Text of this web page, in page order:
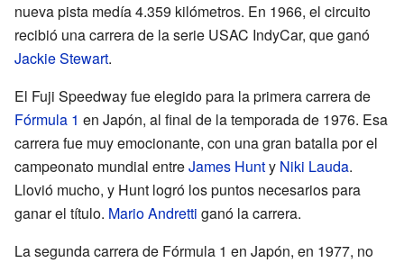
nueva pista medía 4.359 kilómetros. En 1966, el circuito
recibió una carrera de la serie USAC IndyCar, que ganó
Jackie Stewart.
El Fuji Speedway fue elegido para la primera carrera de
Fórmula 1 en Japón, al final de la temporada de 1976. Esa
carrera fue muy emocionante, con una gran batalla por el
campeonato mundial entreJames Hunty Niki Lauda.
Llovió mucho, y Hunt logró los puntos necesarios para
ganar el título. Mario Andretti ganó la carrera.
La segunda carrera de Fórmula 1 en Japón, en 1977, no